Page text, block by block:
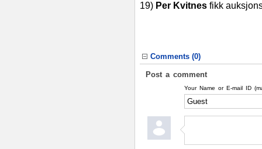
19) Per Kvitnes fikk
Comments (0)
Post a comment
Your Name or E-mail ID